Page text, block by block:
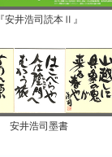
『安井浩司読本Ⅱ』
安井浩司墨書